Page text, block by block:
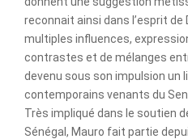
reconnait ainsi dans l’esprit de
multiples influences,
contrastes et de mélanges
devenu sous son impulsion un
contemporains venants du
Très impliqué dans le soutien
Sénégal, Mauro fait partie